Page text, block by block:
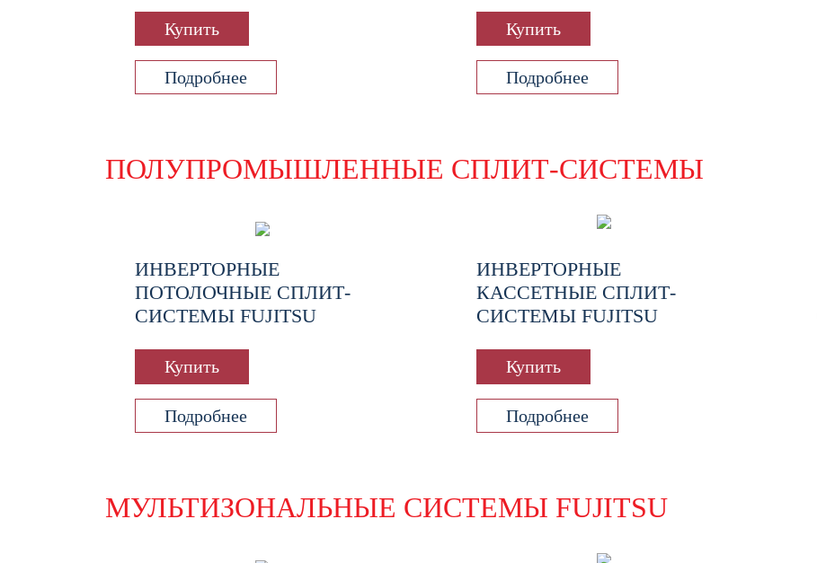
Купить
Подробнее
Купить
Подробнее
ПОЛУПРОМЫШЛЕННЫЕ СПЛИТ-СИСТЕМЫ
ИНВЕРТОРНЫЕ
ПОТОЛОЧНЫЕ СПЛИТ-
СИСТЕМЫ FUJITSU
Купить
Подробнее
ИНВЕРТОРНЫЕ
КАССЕТНЫЕ СПЛИТ-
СИСТЕМЫ FUJITSU
Купить
Подробнее
МУЛЬТИЗОНАЛЬНЫЕ СИСТЕМЫ FUJITSU